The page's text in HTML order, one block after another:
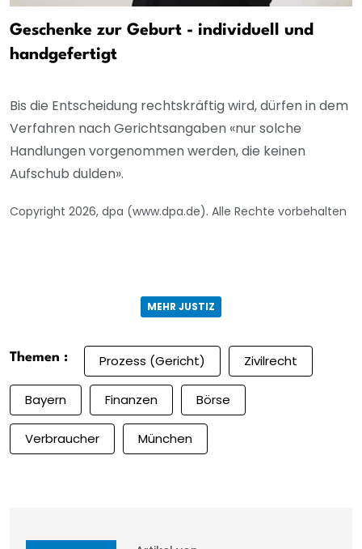
Geschenke zur Geburt - individuell und
handgefertigt
Bis die Entscheidung rechtskräftig wird, dürfen in dem
Verfahren nach Gerichtsangaben «nur solche
Handlungen vorgenommen werden, die keinen
Aufschub dulden».
Copyright 2026, dpa (www.dpa.de). Alle Rechte vorbehalten
MEHR JUSTIZ
Themen : Prozess (Gericht) Zivilrecht
Bayern Finanzen Börse
Verbraucher München